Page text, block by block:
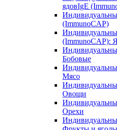
ядовIgE
(ImmunoCAP)
(ImmunoCAP):
Бобовые
Мясо
Овощи
Орехи